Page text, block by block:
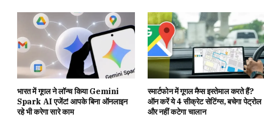
भारत में गूगल ने लॉन्च किया Gemini
Spark AI एजेंट! आपके बिना ऑनलाइन
रहे भी करेगा सारे काम
स्मार्टफोन में गूगल मैप्स इस्तेमाल करते हैं?
ऑन करें ये 4 सीक्रेट सेटिंग्स, बचेगा पेट्रोल
और नहीं कटेगा चालान